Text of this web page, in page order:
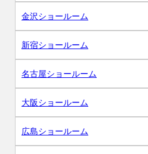
金沢ショールーム
新宿ショールーム
名古屋ショールーム
大阪ショールーム
広島ショールーム